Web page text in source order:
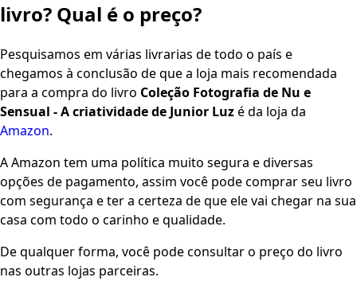
livro? Qual é o preço?
Pesquisamos em várias livrarias de todo o país e
chegamos à conclusão de que a loja mais recomendada
para a compra do livro Coleção Fotografia de Nu e
Sensual - A criatividade de Junior Luzé da loja da
Amazon.
A Amazon tem uma política muito segura e diversas
opções de pagamento, assim você pode comprar seu livro
com segurança e ter a certeza de que ele vai chegar na sua
casa com todo o carinho e qualidade.
De qualquer forma, você pode consultar o preço do livro
nas outras lojas parceiras.